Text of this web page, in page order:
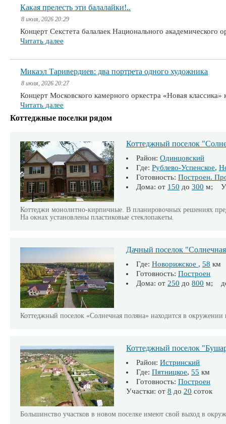
Какая прелесть эти балалайки!..
8 июля, 2026 20:29
Концерт Секстета балалаек Национального академического
Читать далее
Микаэл Таривердиев: два портрета одного художника
8 июля, 2026 20:27
Концерт Московского камерного оркестра «Новая
Читать далее
Коттеджные поселки рядом
Коттеджный поселок
Район: Одинцовский
Где: Рублево-Успенское,
Готовность: Построен.
Дома: от 150 до 300 м;
Коттеджи монолитно-кирпичные. В планировочных решениях
На окнах установлены пластиковые стеклопакеты.
Дачный поселок
Где: Новорижское , 58 км
Готовность: Построен
Дома: от 250 до 800 м;
Коттеджный поселок «Солнечная поляна» находится в окружении
Коттеджный поселок
Район: Истринский
Где: Пятницкое, 55 км
Готовность: Построен
Участки: от 8 до 20 соток
Большинство участков в новом поселке имеют свой выход в